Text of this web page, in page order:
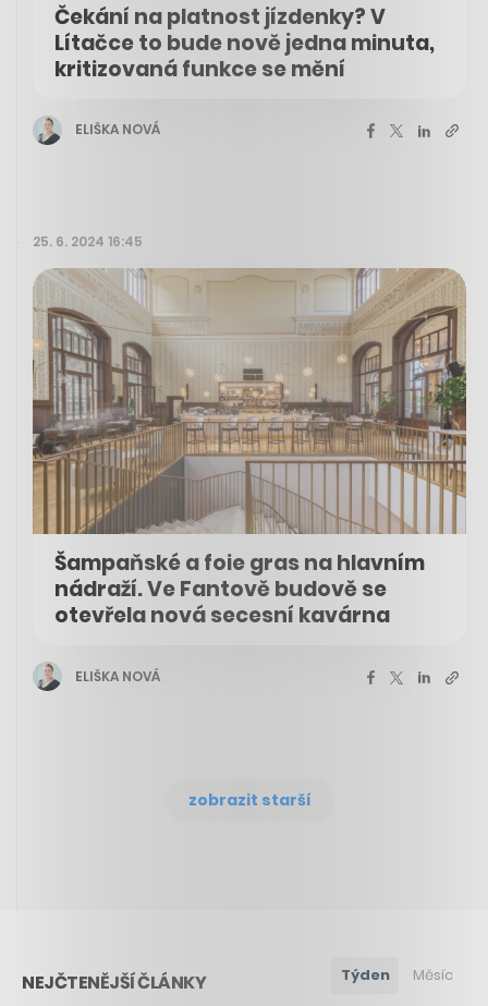
Čekání na platnost jízdenky? V
Lítačce to bude nově jedna minuta,
kritizovaná funkce se mění
ELIŠKA NOVÁ
25. 6. 2024 16:45
Šampaňské a foie gras na hlavním
nádraží. Ve Fantově budově se
otevřela nová secesní kavárna
ELIŠKA NOVÁ
zobrazit starší
NEJČTENĚJŠÍ ČLÁNKY Týden Měsíc